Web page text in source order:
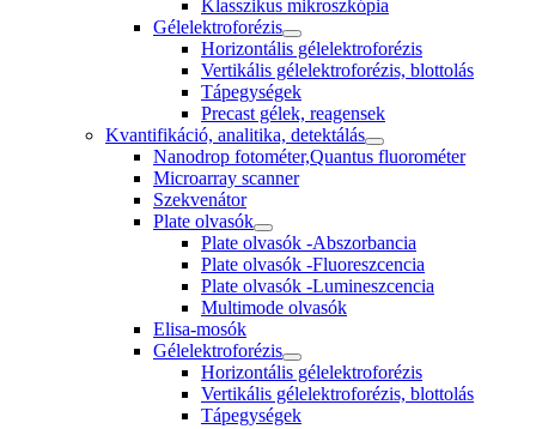
Klasszikus mikroszkópia
Gélelektroforézis
Horizontális gélelektroforézis
Vertikális gélelektroforézis, blottolás
Tápegységek
Precast gélek, reagensek
Kvantifikáció, analitika, detektálás
Nanodrop fotométer,Quantus fluorométer
Microarray scanner
Szekvenátor
Plate olvasók
Plate olvasók -Abszorbancia
Plate olvasók -Fluoreszcencia
Plate olvasók -Lumineszcencia
Multimode olvasók
Elisa-mosók
Gélelektroforézis
Horizontális gélelektroforézis
Vertikális gélelektroforézis, blottolás
Tápegységek